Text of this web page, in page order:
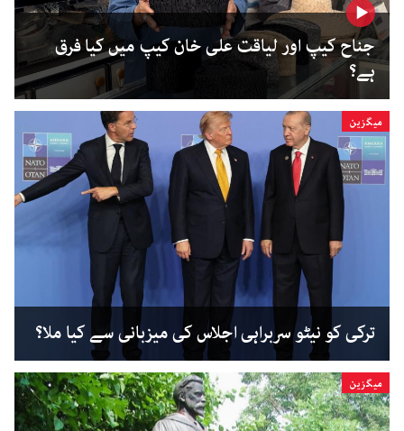
جناح کیپ اور لیاقت علی خان کیپ میں کیا فرق
ہے؟
میگزین
ترکی کو نیٹو سربراہی اجلاس کی میزبانی سے کیا ملا؟
میگزین